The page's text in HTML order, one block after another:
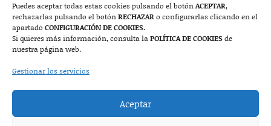
Puedes aceptar todas estas cookies pulsando el botónACEPTAR,
rechazarlas pulsando el botónRECHAZARo configurarlas clicando en el
apartado CONFIGURACIÓN DE COOKIES.
Si quieres más información, consulta laPOLÍTICA DE COOKIESde
nuestra página web.
Gestionar los servicios
Aceptar

Plaza Mayor 7, 1º, 22400 Monzón (Huesca)
974 415 252